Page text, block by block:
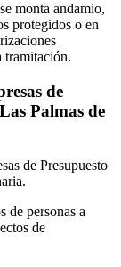
monta andamio,
protegidos o en
tramitación.
de
Palmas de
de Presupuesto
de personas a
de